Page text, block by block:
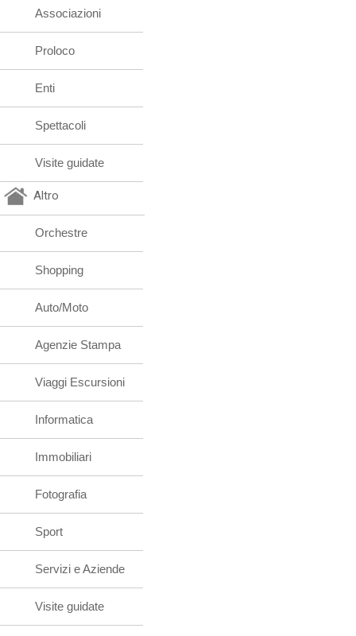
Associazioni
Proloco
Enti
Spettacoli
Visite guidate
Altro
Orchestre
Shopping
Auto/Moto
Agenzie Stampa
Viaggi Escursioni
Informatica
Immobiliari
Fotografia
Sport
Servizi e Aziende
Visite guidate